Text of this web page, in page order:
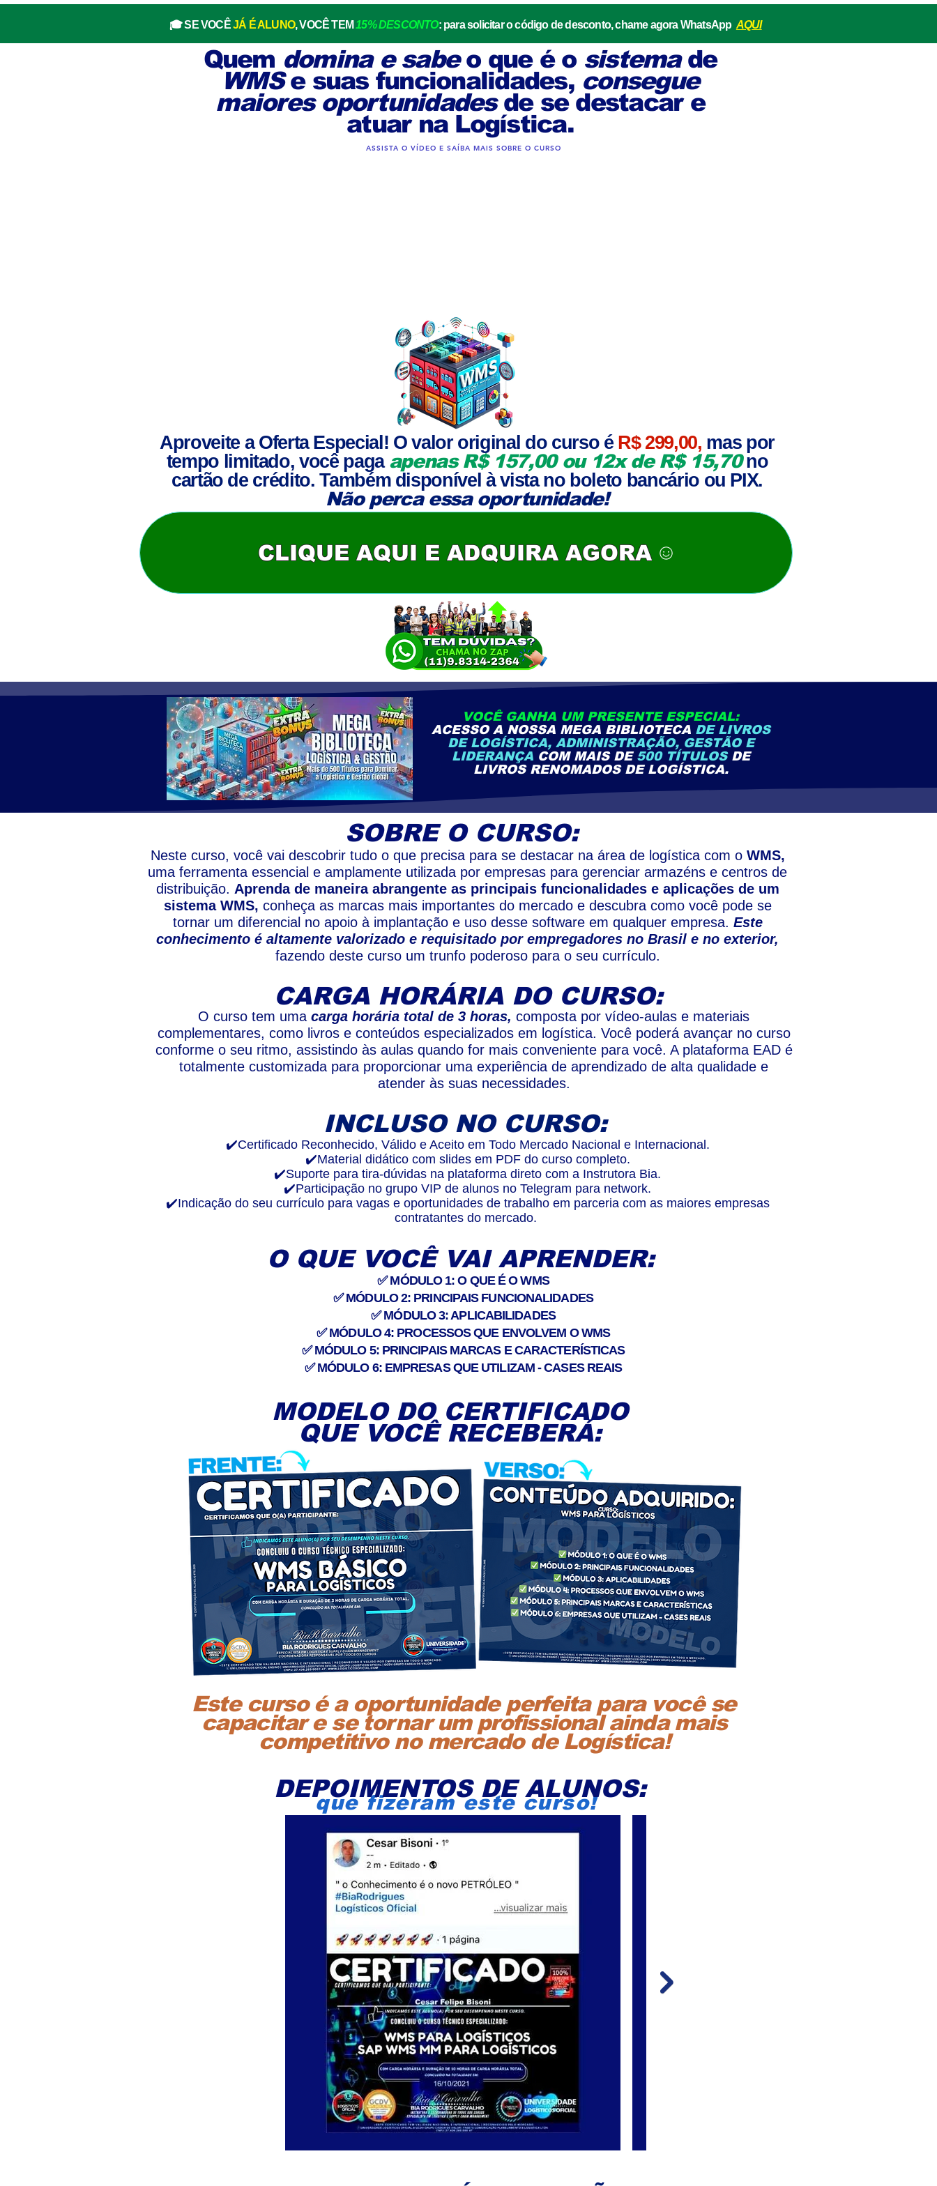
🎓 SE VOCÊJÁ É ALUNO, VOCÊ TEM15% DESCONTO: para solicitar o código de desconto, chame agora WhatsApp AQUI
Quem domina e sabeo que é o sistemade
WMSe suasfuncionalidades, consegue
maiores oportunidades de se destacar e
atuar na Logística.
ASSISTA O VÍDEO E SAÍBA MAIS SOBRE O CURSO
Aproveite a Oferta Especial! O valor original do curso é R$ 299,00, mas por
tempo limitado, você paga apenas R$ 157,00 ou 12x de R$ 15,70no
cartão de crédito. Também disponível à vista no boleto bancário ou PIX.
Não perca essa oportunidade!
CLIQUE AQUI E ADQUIRA AGORA
VOCÊ GANHA UM PRESENTE ESPECIAL:
ACESSO A NOSSA MEGA BIBLIOTECA DE LIVROS
DE LOGÍSTICA, ADMINISTRAÇÃO, GESTÃO E
LIDERANÇA COM MAIS DE 500 TÍTULOSDE
LIVROS RENOMADOS DE LOGÍSTICA.
SOBRE O CURSO:
Neste curso, você vai descobrir tudo o que precisa para se destacar na área de logística com o WMS,
uma ferramenta essencial e amplamente utilizada por empresas para gerenciar armazéns e centros de
distribuição. Aprenda de maneira abrangente as principais funcionalidades e aplicações de um
sistema WMS, conheça as marcas mais importantes do mercado e descubra como você pode se
tornar um diferencial no apoio à implantação e uso desse software em qualquer empresa. Este
conhecimento é altamente valorizado e requisitado por empregadores no Brasil e no exterior,
fazendo deste curso um trunfo poderoso para o seu currículo.
CARGA HORÁRIA DO CURSO:
O curso tem uma carga horária total de 3 horas, composta por vídeo-aulas e materiais
complementares, como livros e conteúdos especializados em logística. Você poderá avançar no curso
conforme o seu ritmo, assistindo às aulas quando for mais conveniente para você. A plataforma EAD é
totalmente customizada para proporcionar uma experiência de aprendizado de alta qualidade e
atender às suas necessidades.
INCLUSO NO CURSO:
✔️Certificado Reconhecido, Válido e Aceito em Todo Mercado Nacional e Internacional.
✔️Material didático com slides em PDF do curso completo.
✔️Suporte para tira-dúvidas na plataforma direto com a Instrutora Bia.
✔️Participação no grupo VIP de alunos no Telegram para network.
✔️Indicação do seu currículo para vagas e oportunidades de trabalho em parceria com as maiores empresas
contratantes do mercado.
O QUE VOCÊ VAI APRENDER:
✅ MÓDULO 1: O QUE É O WMS
✅ MÓDULO 2: PRINCIPAIS FUNCIONALIDADES
✅ MÓDULO 3: APLICABILIDADES
✅ MÓDULO 4: PROCESSOS QUE ENVOLVEM O WMS
✅ MÓDULO 5: PRINCIPAIS MARCAS E CARACTERÍSTICAS
✅ MÓDULO 6: EMPRESAS QUE UTILIZAM - CASES REAIS
MODELO DO CERTIFICADO
QUE VOCÊ RECEBERÁ:
Este curso é a oportunidade perfeita para você se
capacitar e se tornar um profissional ainda mais
competitivo no mercado de Logística!
que fizeram este curso!
DEPOIMENTOS DE ALUNOS: